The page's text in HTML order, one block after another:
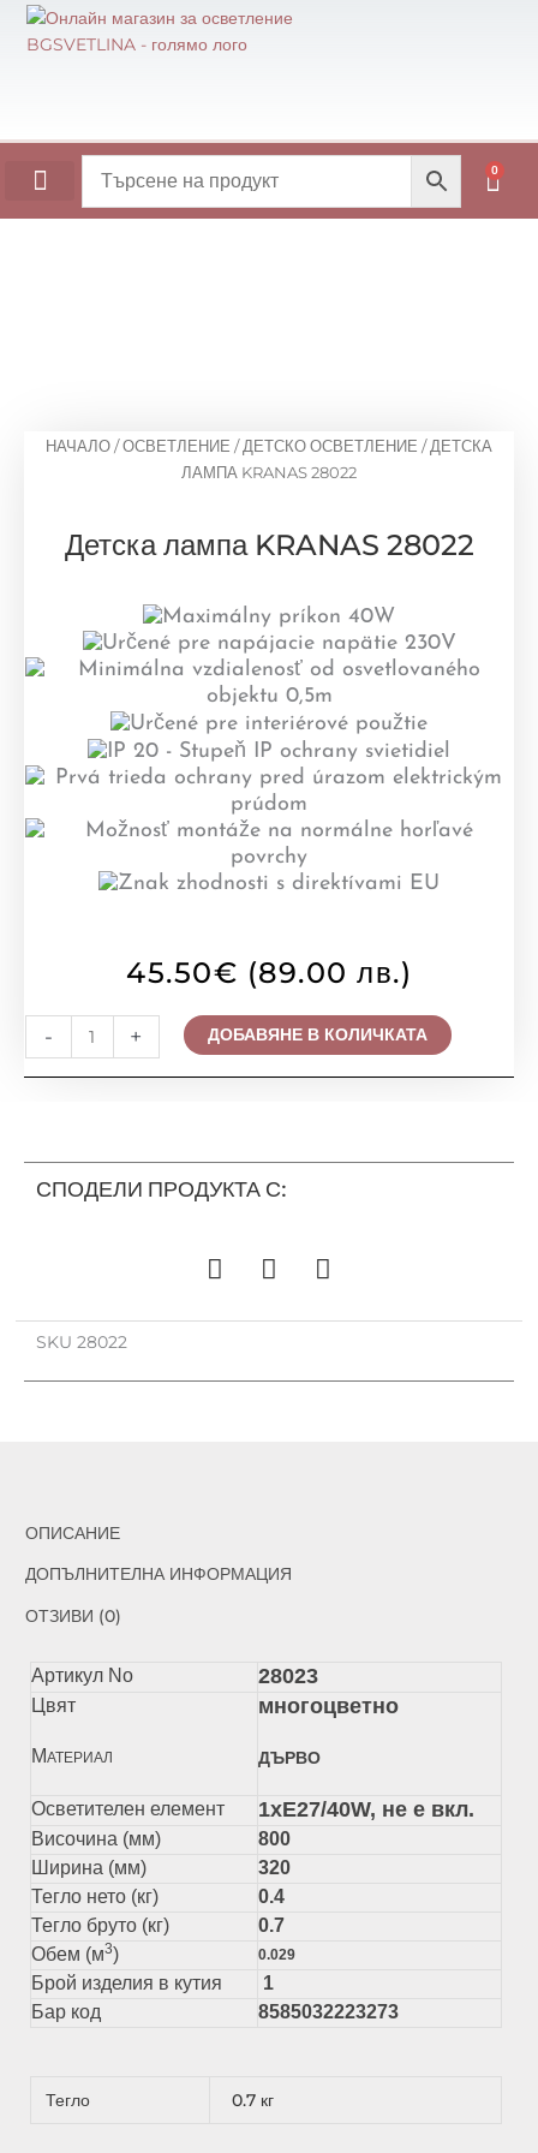
Skip
0
Cart
НАЧАЛО/ОСВЕТЛЕНИЕ /ДЕТСКО ОСВЕТЛЕНИЕ / ДЕТСКА
ЛАМПА KRANAS 28022
Детска лампа KRANAS 28022
45.50€ (89.00 лв.)
-
количество
за
Детска
28022
+ ДОБАВЯНЕ В КОЛИЧКАТА
СПОДЕЛИ ПРОДУКТА С:
SKU 28022
ОПИСАНИЕ
ДОПЪЛНИТЕЛНА ИНФОРМАЦИЯ
ОТЗИВИ (0)
Артикул No 28023
Цвят
МАТЕРИАЛ
многоцветно
ДЪРВО
Осветителен елемент 1xЕ27/40W, не е вкл.
Височина (мм)
800
Ширина (мм)
320
Тегло нето (кг)
0.4
Тегло бруто (кг)
0.7
Обем (м3) 0.029
Брой изделия в кутия
1
Бар код
8585032223273
Тегло 0.7 кг